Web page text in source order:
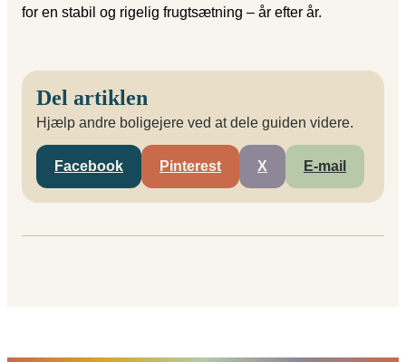
for en stabil og rigelig frugtsætning – år efter år.
Del artiklen
Hjælp andre boligejere ved at dele guiden videre.
Facebook Pinterest X E-mail